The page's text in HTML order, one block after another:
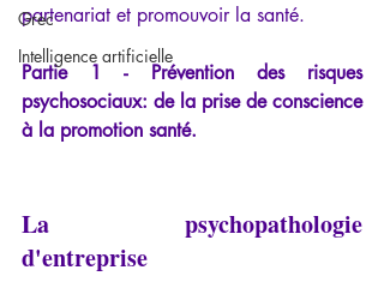
Grec
Intelligence artificielle
partenariat et promouvoir la santé.
Partie 1 - Prévention des risques
psychosociaux: de la prise de conscience
à la promotion santé.
La psychopathologie
d'entreprise